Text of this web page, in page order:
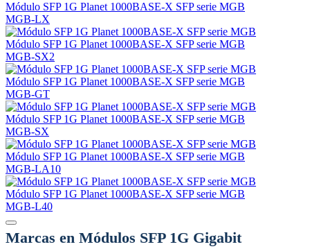
Módulo SFP 1G Planet 1000BASE-X SFP serie MGB
MGB-LX
Módulo SFP 1G Planet 1000BASE-X SFP serie MGB
MGB-SX2
Módulo SFP 1G Planet 1000BASE-X SFP serie MGB
MGB-GT
Módulo SFP 1G Planet 1000BASE-X SFP serie MGB
MGB-SX
Módulo SFP 1G Planet 1000BASE-X SFP serie MGB
MGB-LA10
Módulo SFP 1G Planet 1000BASE-X SFP serie MGB
MGB-L40
Marcas en Módulos SFP 1G Gigabit